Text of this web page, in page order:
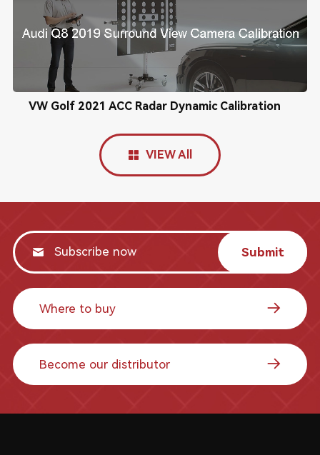
VW Golf 2021 ACC Radar Dynamic Calibration
VIEW All
Submit
Where to buy
Become our distributor